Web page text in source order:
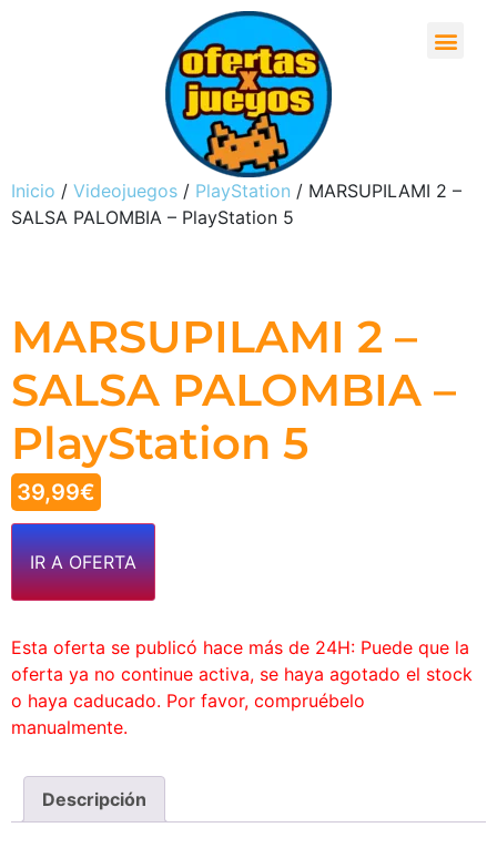
Inicio / Videojuegos / PlayStation / MARSUPILAMI 2 –
SALSA PALOMBIA – PlayStation 5
MARSUPILAMI 2 –
SALSA PALOMBIA –
PlayStation 5
39,99€
IR A OFERTA
Esta oferta se publicó hace más de 24H: Puede que la
oferta ya no continue activa, se haya agotado el stock
o haya caducado. Por favor, compruébelo
manualmente.
Descripción